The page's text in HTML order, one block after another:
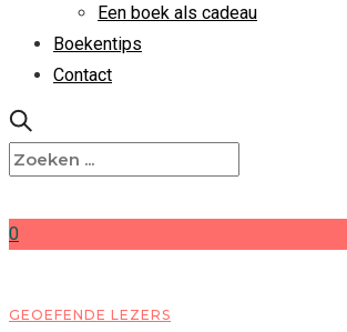
Een boek als cadeau
Boekentips
Contact
0
GEOEFENDE LEZERS